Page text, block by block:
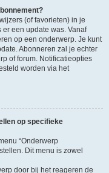
(of favorieten) in je
een update was. Vanaf
op een onderwerp. Je kunt
Abonneren zal je echter
of forum. Notificatieopties
worden via het
op specifieke
“Onderwerp
Dit menu is zowel
door bij het reageren de